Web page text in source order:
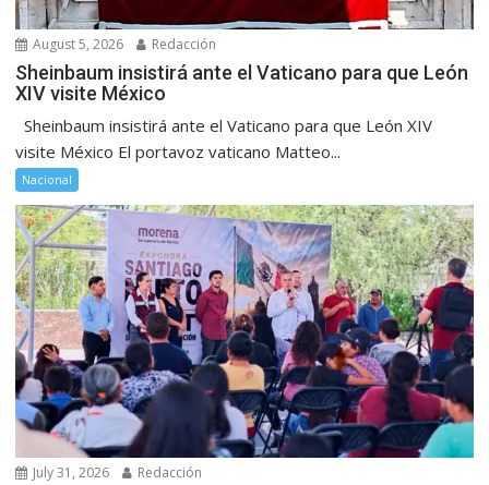
August 5, 2026 Redacción
Sheinbaum insistirá ante el Vaticano para que León
XIV visite México
Sheinbaum insistirá ante el Vaticano para que León XIV
visite México El portavoz vaticano Matteo...
Nacional
July 31, 2026 Redacción